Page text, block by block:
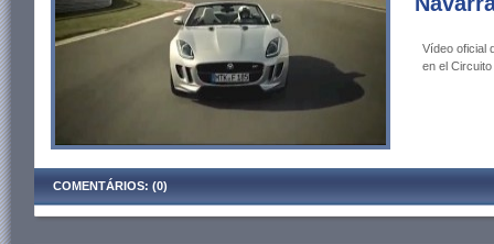
Vídeo oficial
en el
COMENTÁRIOS: (0)